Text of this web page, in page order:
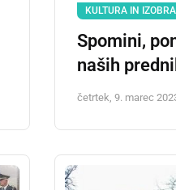
KULTURA IN
Spomini,
naših
četrtek, 9. marec